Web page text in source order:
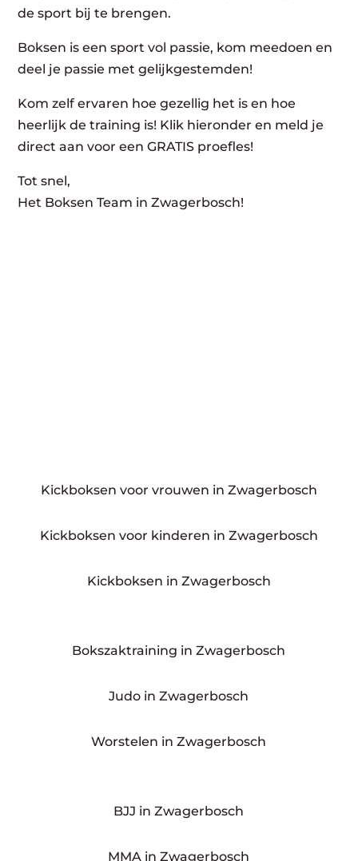
de sport bij te brengen.
Boksen is een sport vol passie, kom meedoen en
deel je passie met gelijkgestemden!
Kom zelf ervaren hoe gezellig het is en hoe
heerlijk de training is! Klik hieronder en meld je
direct aan voor een GRATIS proefles!
Tot snel,
Het Boksen Team in Zwagerbosch!
Kickboksen voor vrouwen in Zwagerbosch
Kickboksen voor kinderen in Zwagerbosch
Kickboksen in Zwagerbosch
Bokszaktraining in Zwagerbosch
Judo in Zwagerbosch
Worstelen in Zwagerbosch
BJJ in Zwagerbosch
MMA in Zwagerbosch